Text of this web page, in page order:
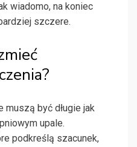
wiadomo, na koniec
szczere.
muszą być długie jak
upale.
podkreślą szacunek,